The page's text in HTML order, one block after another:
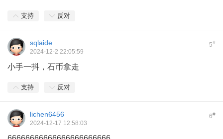
支持 反对
5#
sqlaide
2024-12-2 22:05:59
小手一抖，石币拿走
支持 反对
6#
lichen6456
2024-12-17 12:58:03